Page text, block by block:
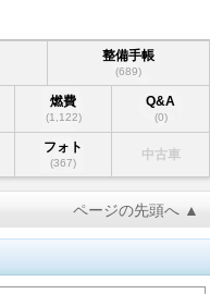
整備手帳
(689)
燃費
(1,122)
Q&A
(0)
フォト
(367)
中古車
ページの先頭へ ▲